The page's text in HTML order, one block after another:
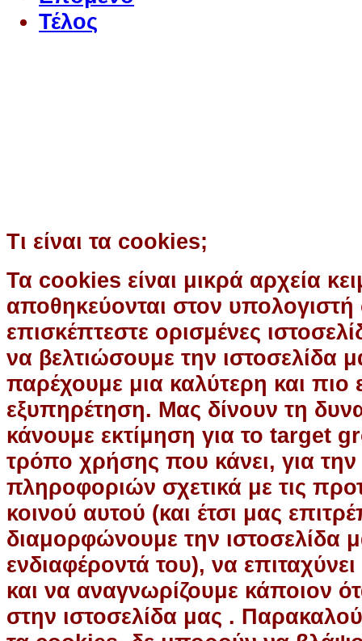
Τέλος
Τι είναι τα cookies;
Τα cookies είναι μικρά αρχεία
αποθηκεύονται στον υπολογιστή
επισκέπτεστε ορισμένες
να βελτιώσουμε την ιστοσελίδα
παρέχουμε μια καλύτερη και πιο
εξυπηρέτηση. Μας δίνουν τη
κάνουμε εκτίμηση για το target
τρόπο χρήσης που κάνει, για
πληροφοριών σχετικά με τις
κοινού αυτού (και έτσι μας
διαμορφώνουμε την ιστοσελίδα
ενδιαφέροντά του), να επιταχύνει
και να αναγνωρίζουμε κάποιον
στην ιστοσελίδα μας .